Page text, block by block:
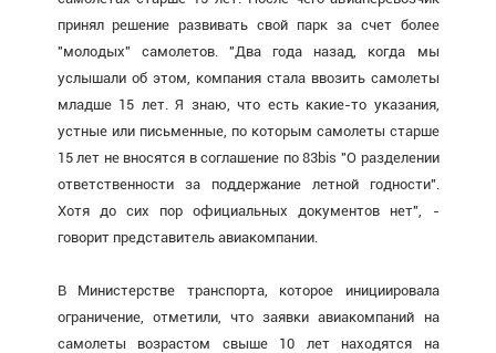
принял решение развивать свой парк за счет более
"молодых" самолетов. "Два года назад, когда мы
услышали об этом, компания стала ввозить самолеты
младше 15 лет. Я знаю, что есть какие-то указания,
устные или письменные, по которым самолеты старше
15 лет не вносятся в соглашение по 83bis "О разделении
ответственности за поддержание летной годности".
Хотя до сих пор официальных документов нет", -
говорит представитель авиакомпании.
В Министерстве транспорта, которое инициировала
ограничение, отметили, что заявки авиакомпаний на
самолеты возрастом свыше 10 лет находятся на